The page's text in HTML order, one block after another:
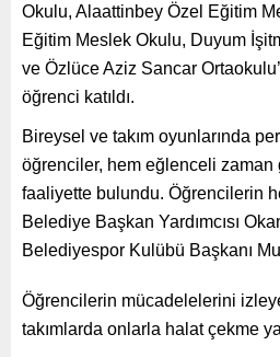
Okulu, Alaattinbey Özel Eğitim
Eğitim Meslek Okulu, Duyum
ve Özlüce Aziz Sancar
öğrenci katıldı.
Bireysel ve takım oyunlarında
öğrenciler, hem eğlenceli
faaliyette bulundu. Öğrencilerin
Belediye Başkan Yardımcısı
Belediyespor Kulübü Başkanı
Öğrencilerin mücadelelerini
takımlarda onlarla halat çekme